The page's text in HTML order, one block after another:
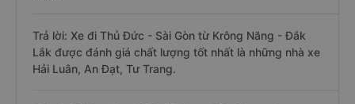
Trả lời: Xe đi Thủ Đức - Sài Gòn từ Krông Năng - Đắk
Lắk được đánh giá chất lượng tốt nhất là những nhà xe
Hải Luân, An Đạt, Tư Trang.